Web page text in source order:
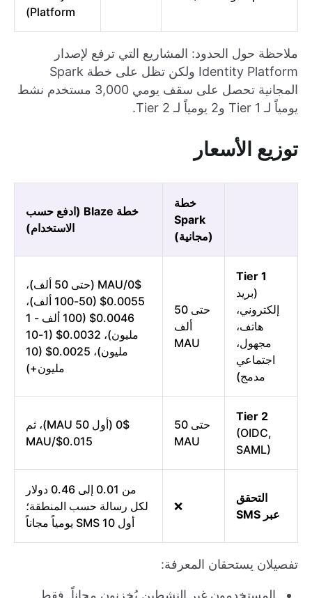
Platform)
ملاحظة حول الحدود: المشاريع التي ترفع لإصدار
Identity Platform ولكن تظل على خطة Spark
المجانية تحصل على سقف يومي 3,000 مستخدم نشط
يومياً لـ Tier 1 و2 يومياً لـ Tier 2.
توزيع الأسعار
خطة
Spark
(مجانية)
خطة Blaze (ادفع حسب
الاستخدام)
Tier 1
(بريد
إلكتروني،
هاتف،
مجهول،
اجتماعي
مدمج)
حتى 50
ألف
MAU
0$/MAU (حتى 50 ألف)،
0.0055$ (50-100 ألف)،
0.0046$ (100 ألف - 1
مليون)، 0.0032$ (1-10
مليون)، 0.0025$ (10
مليون+)
Tier 2
(OIDC,
SAML)
حتى 50
MAU
0$ (أول 50 MAU)، ثم
0.015$/MAU
التحقق
عبر SMS
❌
من 0.01 إلى 0.46 دولار
لكل رسالة حسب المنطقة؛
أول 10 SMS يومياً مجاناً
تفصيلان يستحقان المعرفة:
المستخدمون غير النشطين يُخزنون مجاناً. فقط